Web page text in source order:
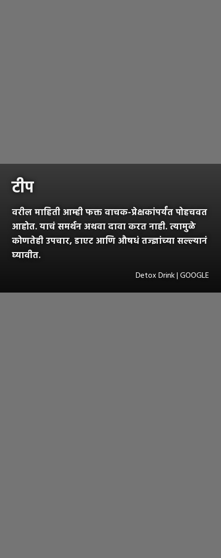
टीप
वरील माहिती आम्ही फक्त वाचक-प्रेक्षकांपर्यंत पोहचवत
आहोत. याचं समर्थन अथवा दावा करत नाही. त्यामुळे
कोणतेही उपचार, डाएट आणि औषधं तज्ज्ञांच्या सल्ल्यानं
घ्यावीत.
Detox Drink | GOOGLE